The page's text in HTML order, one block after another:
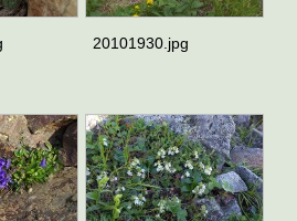
20101930.jpg